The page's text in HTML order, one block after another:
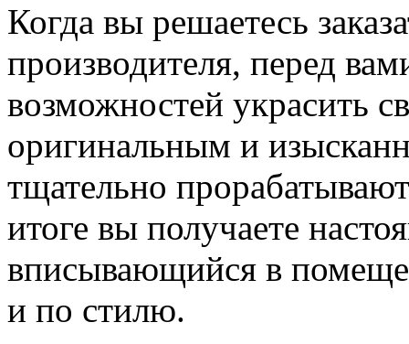
Когда вы решаетесь
производителя, перед
возможностей украсить
оригинальным и
тщательно
итоге вы получаете
вписывающийся в
и по стилю.